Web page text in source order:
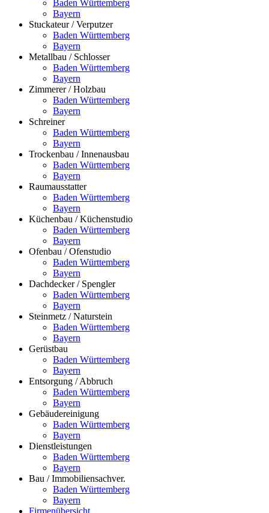
Baden Württemberg
Bayern
Stuckateur / Verputzer
Baden Württemberg
Bayern
Metallbau / Schlosser
Baden Württemberg
Bayern
Zimmerer / Holzbau
Baden Württemberg
Bayern
Schreiner
Baden Württemberg
Bayern
Trockenbau / Innenausbau
Baden Württemberg
Bayern
Raumausstatter
Baden Württemberg
Bayern
Küchenbau / Küchenstudio
Baden Württemberg
Bayern
Ofenbau / Ofenstudio
Baden Württemberg
Bayern
Dachdecker / Spengler
Baden Württemberg
Bayern
Steinmetz / Naturstein
Baden Württemberg
Bayern
Gerüstbau
Baden Württemberg
Bayern
Entsorgung / Abbruch
Baden Württemberg
Bayern
Gebäudereinigung
Baden Württemberg
Bayern
Dienstleistungen
Baden Württemberg
Bayern
Bau / Immobiliensachver.
Baden Württemberg
Bayern
Firmenübersicht